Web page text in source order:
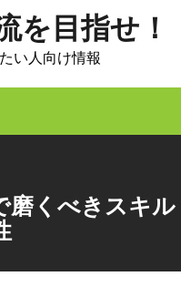
を目指せ！
い人向け情報
磨くべきスキル